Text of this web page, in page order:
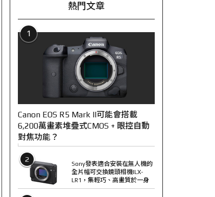
熱門文章
1
Canon EOS R5 Mark II可能會搭載
6,200萬畫素堆疊式CMOS + 眼控自動
對焦功能？
2
Sony發表適合安裝在無人機的
全片幅可交換鏡頭相機ILX-
LR1，集輕巧、高畫質於一身